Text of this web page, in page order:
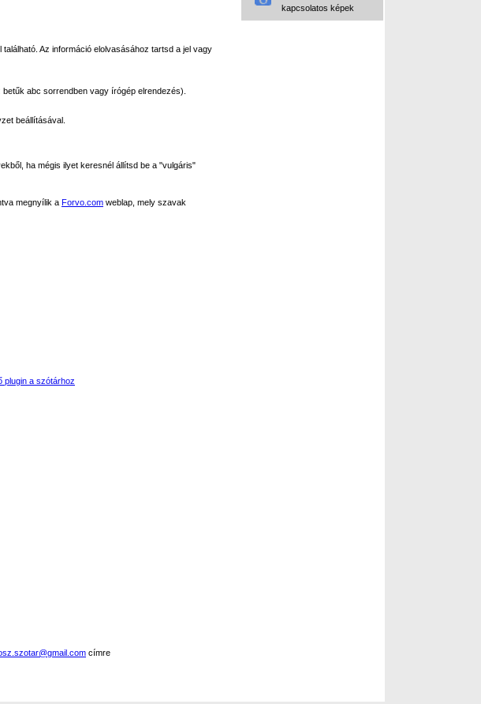
kapcsolatos képek
Az információ elolvasásához tartsd a jel vagy
betűk abc sorrendben vagy írógép elrendezés).
beállításával.
ha mégis ilyet keresnél állítsd be a "vulgáris"
megnyílik a Forvo.com weblap, mely szavak
plugin a szótárhoz
címre